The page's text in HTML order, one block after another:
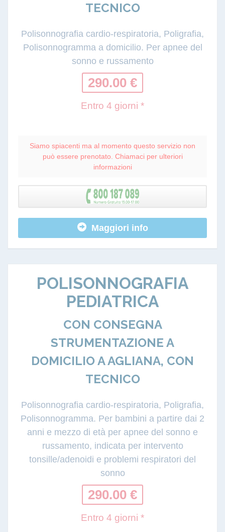
TECNICO
Polisonnografia cardio-respiratoria, Poligrafia,
Polisonnogramma a domicilio. Per apnee del
sonno e russamento
290.00 €
Entro 4 giorni *
Siamo spiacenti ma al momento questo servizio non
può essere prenotato. Chiamaci per ulteriori
informazioni
Maggiori info
POLISONNOGRAFIA
PEDIATRICA
CON CONSEGNA
STRUMENTAZIONE A
DOMICILIO A AGLIANA, CON
TECNICO
Polisonnografia cardio-respiratoria, Poligrafia,
Polisonnogramma. Per bambini a partire dai 2
anni e mezzo di età per apnee del sonno e
russamento, indicata per intervento
tonsille/adenoidi e problemi respiratori del
sonno
290.00 €
Entro 4 giorni *